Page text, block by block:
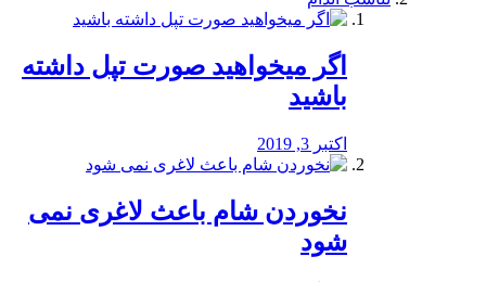
اگر میخواهید صورت تپل داشته
باشید
اکتبر 3, 2019
نخوردن شام باعث لاغری نمی
‌شود